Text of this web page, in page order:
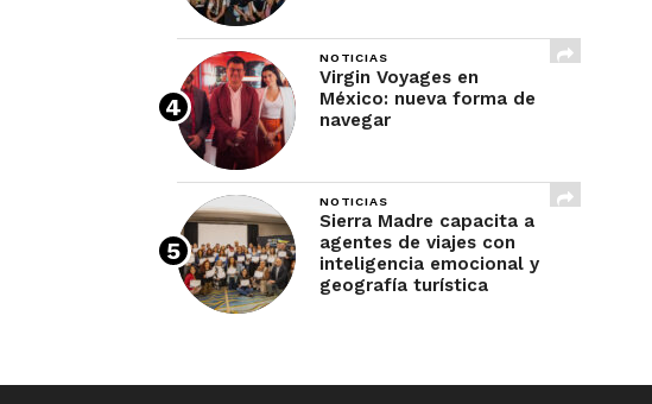
NOTICIAS
Virgin Voyages en
México: nueva forma de
navegar
NOTICIAS
Sierra Madre capacita a
agentes de viajes con
inteligencia emocional y
geografía turística